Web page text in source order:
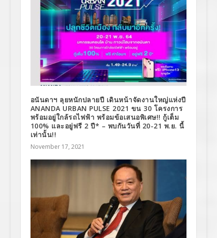
อนันดาฯ ลุยหนักปลายปี เดินหน้าจัดงานใหญ่แห่งปี
ANANDA URBAN PULSE 2021 ขน 30 โครงการ
พร้อมอยู่ใกล้รถไฟฟ้า พร้อมข้อเสนอพิเศษ!! กู้เต็ม
100% และอยู่ฟรี 2 ปี* – พบกันวันที่ 20-21 พ.ย. นี้
เท่านั้น!!
November 17, 2021